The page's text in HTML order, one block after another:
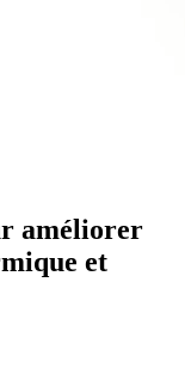
améliorer
et